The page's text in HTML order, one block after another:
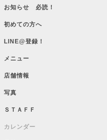
お知らせ 必読！
初めての方へ
LINE@登録！
メニュー
店舗情報
写真
ＳＴＡＦＦ
カレンダー